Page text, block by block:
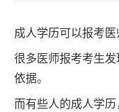
成人学历可以报考医
很多医师报考考生
依据。
而有些人的成人学